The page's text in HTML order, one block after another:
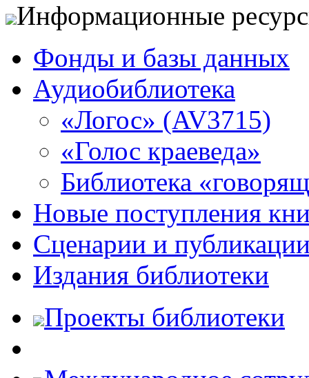
Информационные
Фонды и базы данных
Аудиобиблиотека
«Логос» (AV3715)
«Голос краеведа»
Библиотека
Новые поступления
Сценарии и
Издания библиотеки
Проекты библиотеки